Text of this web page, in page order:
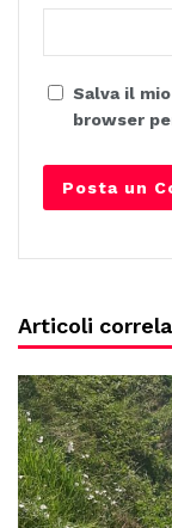
Salva il
browser
Articoli